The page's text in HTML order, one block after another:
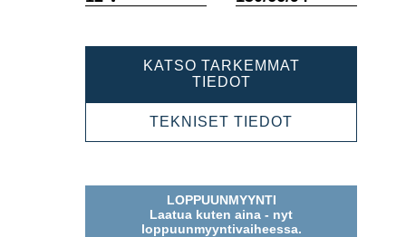
KATSO TARKEMMAT
TIEDOTPOWERSPORTS
507901012
TEKNISET TIEDOT
LOPPUUNMYYNTI
Laatua kuten aina - nyt
loppuunmyyntivaiheessa.